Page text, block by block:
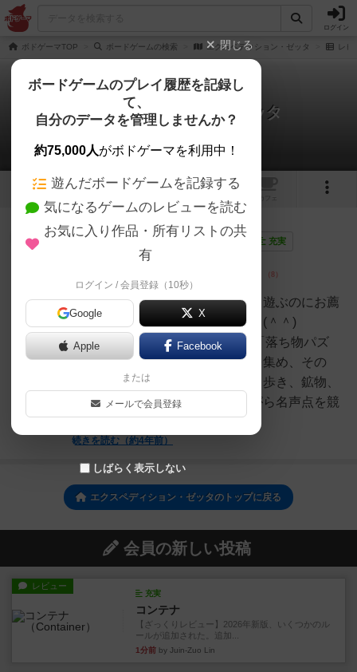
ログイン
ボドゲーマTOP ボードゲームの検索 エクスペディション・ゼッタ レビ
エクスペディション・ゼッタ
1件のレビュー
1 1
164名 画像 充実
宇宙好き達が集まって、まったり遊ぶのにお薦
め！宇宙の再現度が高い逸品！ｄ(＾＾)
『ZETTA』の特徴準備段階では「落ち物パズ
ル」みたいな感じで搭乗クルーを集め、その
後、ワープしながら４星系を渡り歩き、鉱物、
遺物、宇宙生物などを発見しながら名声点を競
います♪リプレイ性を高める...
続きを読む（約4年前）
エクスペディション・ゼッタのトップに戻る
会員の新しい投稿
レビュー
充実
コンテナ
【ざっくりレビュー】2026年新版、いくつかのル
ールが追加された。追加...
1分前 by Juin-Zuo Lin
閉じる
ボードゲームのプレイ履歴を記録し
て、
自分のデータを管理しませんか？
約75,000人がボドゲーマを利用中！
遊んだボードゲームを記録する
気になるゲームのレビューを読む
お気に入り作品・所有リストの共
有
ログイン / 会員登録（10秒）
Google X
Apple Facebook
または
メールで会員登録
しばらく表示しない